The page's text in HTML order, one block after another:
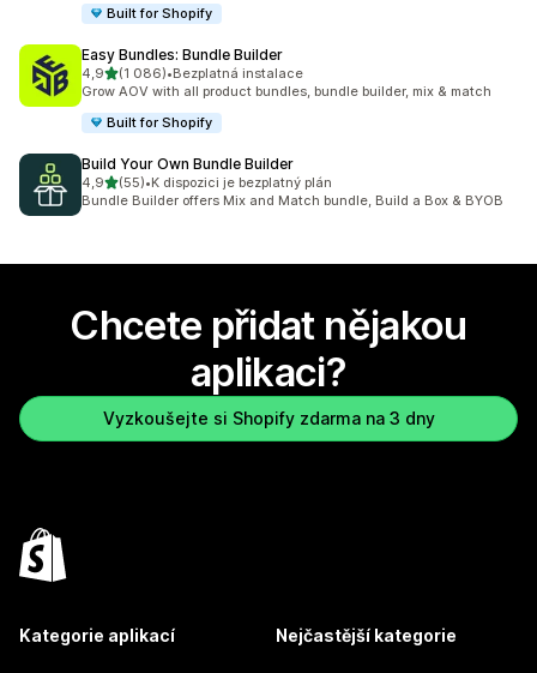
Built for Shopify
Easy Bundles: Bundle Builder
4,9z 5 hvězd
(1 086)
Celkový počet recenzí: 1086
•Bezplatná instalace
Grow AOV with all product bundles, bundle builder, mix & match
Built for Shopify
Build Your Own Bundle Builder
4,9z 5 hvězd
(55)
Celkový počet recenzí: 55
•K dispozici je bezplatný plán
Bundle Builder offers Mix and Match bundle, Build a Box & BYOB
Chcete přidat nějakou
aplikaci?
Vyzkoušejte si Shopify zdarma na 3 dny
Kategorie aplikací Nejčastější kategorie